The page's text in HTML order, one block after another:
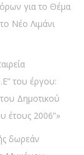
για το Θέμα
Νέο Λιμάνι
του έργου:
Δημοτικού
έτους 2006”»
δωρεάν